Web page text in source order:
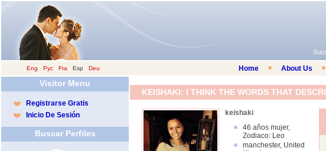
Eng Рус Fra Esp Deu Home About Us
Visitor Menu
Registrarse Gratis
Inicio De Sesión
Buscar Perfiles
KEISHAKI: I THINK THE WORDS THAT
keishaki
46 años mujer,
Zodiaco: Leo
manchester, United